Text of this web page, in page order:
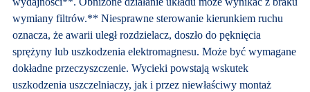
wymiany filtrów.** Niesprawne sterowanie kierunkiem ruchu
oznacza, że awarii uległ rozdzielacz, doszło do pęknięcia
sprężyny lub uszkodzenia elektromagnesu. Może być wymagane
dokładne przeczyszczenie. Wycieki powstają wskutek
uszkodzenia uszczelniaczy, jak i przez niewłaściwy montaż